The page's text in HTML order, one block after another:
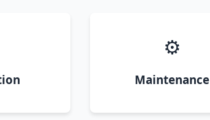
⚙️
Maintenance